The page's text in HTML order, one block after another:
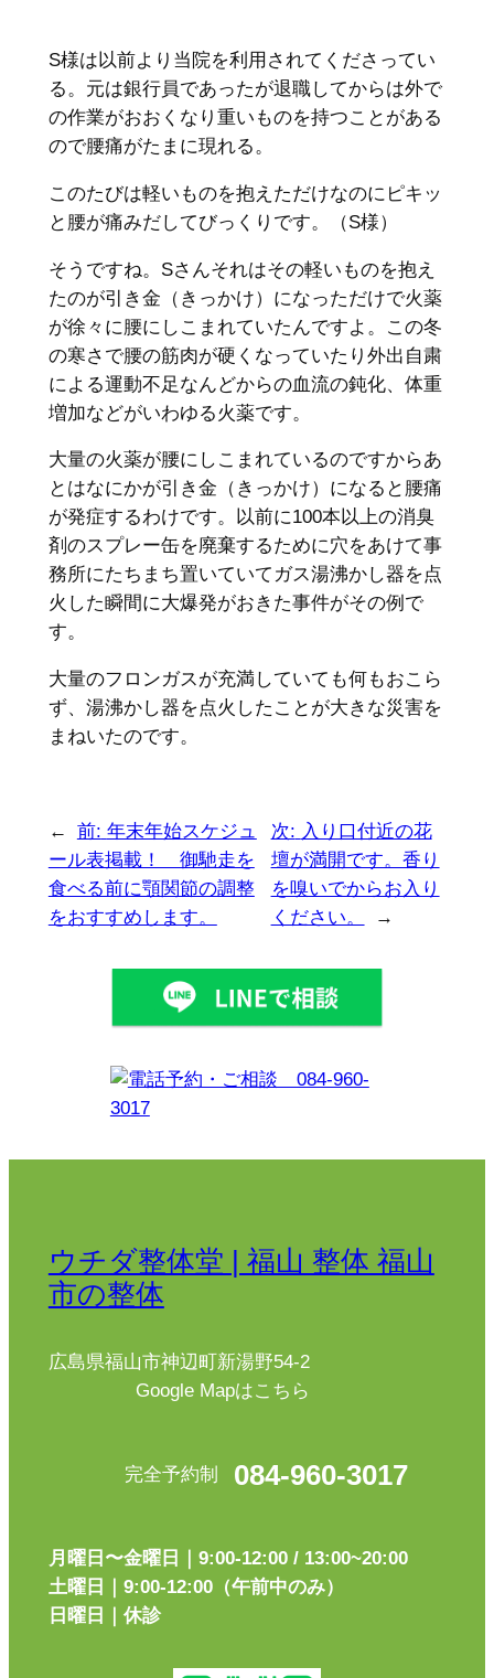
S様は以前より当院を利用されてくださってい
る。元は銀行員であったが退職してからは外で
の作業がおおくなり重いものを持つことがある
ので腰痛がたまに現れる。
このたびは軽いものを抱えただけなのにピキッ
と腰が痛みだしてびっくりです。（S様）
そうですね。Sさんそれはその軽いものを抱え
たのが引き金（きっかけ）になっただけで火薬
が徐々に腰にしこまれていたんですよ。この冬
の寒さで腰の筋肉が硬くなっていたり外出自粛
による運動不足なんどからの血流の鈍化、体重
増加などがいわゆる火薬です。
大量の火薬が腰にしこまれているのですからあ
とはなにかが引き金（きっかけ）になると腰痛
が発症するわけです。以前に100本以上の消臭
剤のスプレー缶を廃棄するために穴をあけて事
務所にたちまち置いていてガス湯沸かし器を点
火した瞬間に大爆発がおきた事件がその例で
す。
大量のフロンガスが充満していても何もおこら
ず、湯沸かし器を点火したことが大きな災害を
まねいたのです。
← 前: 年末年始スケジュ
ール表掲載！ 御馳走を
食べる前に顎関節の調整
をおすすめします。
次: 入り口付近の花
壇が満開です。香り
を嗅いでからお入り
ください。
→
ウチダ整体堂 | 福山 整体 福山
市の整体
広島県福山市神辺町新湯野54-2
Google Mapはこちら
完全予約制 084-960-3017
月曜日〜金曜日｜9:00-12:00 / 13:00~20:00
土曜日｜9:00-12:00（午前中のみ）
日曜日｜休診